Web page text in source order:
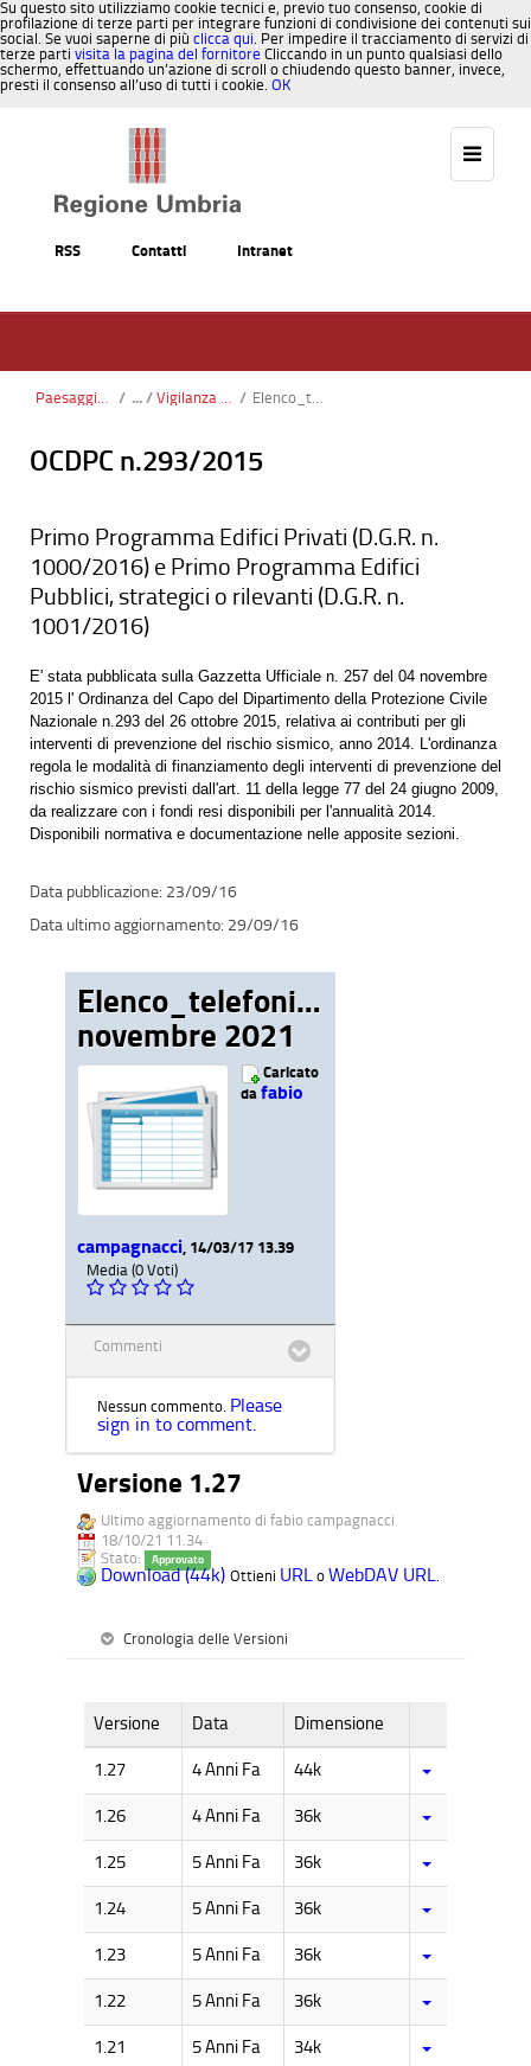
Su questo sito utilizziamo cookie tecnici e, previo tuo consenso, cookie di
profilazione di terze parti per integrare funzioni di condivisione dei contenuti sui
social. Se vuoi saperne di più clicca qui. Per impedire il tracciamento di servizi di
terze parti visita la pagina del fornitore Cliccando in un punto qualsiasi dello
schermo, effettuando un’azione di scroll o chiudendo questo banner, invece,
presti il consenso all’uso di tutti i cookie. OK
RSS Contatti Intranet
Paesaggio, Territorio, Urbanistica / Vigilanza e Controllo Costruzioni / Elenco_telefonico_agg_02 novembre 2021
OCDPC n.293/2015
Primo Programma Edifici Privati (D.G.R. n.
1000/2016) e Primo Programma Edifici
Pubblici, strategici o rilevanti (D.G.R. n.
1001/2016)
E' stata pubblicata sulla Gazzetta Ufficiale n. 257 del 04 novembre
2015 l' Ordinanza del Capo del Dipartimento della Protezione Civile
Nazionale n.293 del 26 ottobre 2015, relativa ai contributi per gli
interventi di prevenzione del rischio sismico, anno 2014. L'ordinanza
regola le modalità di finanziamento degli interventi di prevenzione del
rischio sismico previsti dall'art. 11 della legge 77 del 24 giugno 2009,
da realizzare con i fondi resi disponibili per l'annualità 2014.
Disponibili normativa e documentazione nelle apposite sezioni.
23/09/16
29/09/16
Elenco_telefonico_agg_02
novembre 2021
Caricato
da fabio
campagnacci , 14/03/17 13.39
Media (0 Voti)
Commenti
Nessun commento. Please
sign in to comment.
Versione 1.27
Ultimo aggiornamento di fabio campagnacci
18/10/21 11.34
Stato:
Approvato
Download (44k) Ottieni URL o WebDAV URL.
Cronologia delle Versioni
Versione Data Dimensione
1.27 4 Anni Fa 44k
1.26 4 Anni Fa 36k
1.25 5 Anni Fa 36k
1.24 5 Anni Fa 36k
1.23 5 Anni Fa 36k
1.22 5 Anni Fa 36k
1.21 5 Anni Fa 34k